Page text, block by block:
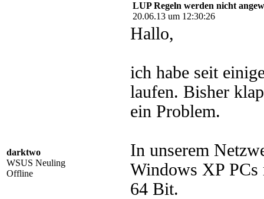
darktwo
WSUS Neuling
Offline
LUP Regeln werden nicht
20.06.13 um 12:30:26
Hallo,
ich habe seit
laufen. Bisher
ein Problem.
In unserem
Windows XP
64 Bit.